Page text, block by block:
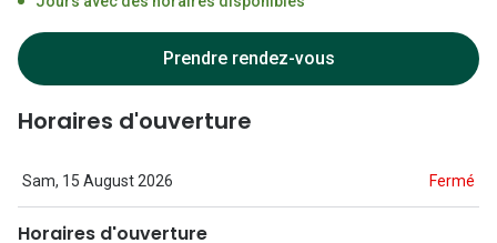
Coach
Prendre rendez-vous
Horaires d'ouverture
Sam, 15 August 2026 Fermé
Horaires d'ouverture